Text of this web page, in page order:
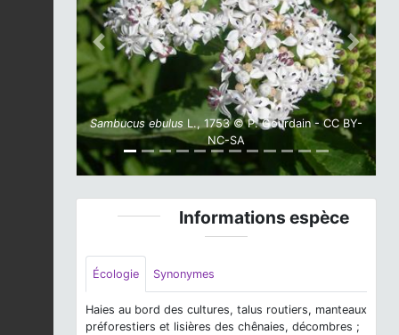
Sambucus ebulus L., 1753 © P. Gourdain - CC BY-
NC-SA
Previous Next
Informations espèce
Écologie Synonymes
Haies au bord des cultures, talus routiers, manteaux
préforestiers et lisières des chênaies, décombres ;